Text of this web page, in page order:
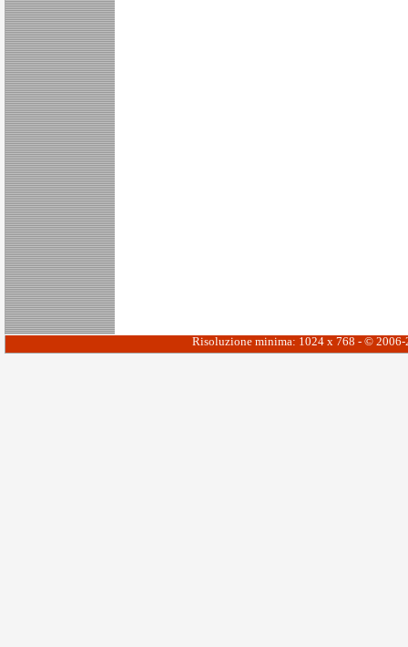
Risoluzione minima: 1024 x 768 - ©